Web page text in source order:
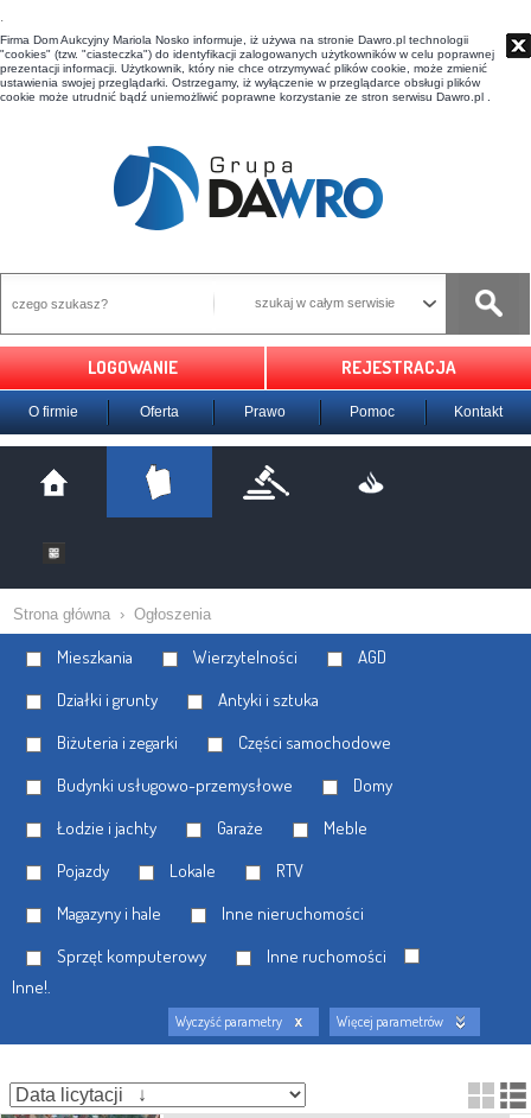
t
Firma Dom Aukcyjny Mariola Nosko informuje, iż używa na stronie Dawro.pl technologii
"cookies" (tzw. "ciasteczka") do identyfikacji zalogowanych użytkowników w celu poprawnej
prezentacji informacji. Użytkownik, który nie chce otrzymywać plików cookie, może zmienić
ustawienia swojej przeglądarki. Ostrzegamy, iż wyłączenie w przeglądarce obsługi plików
cookie może utrudnić bądź uniemożliwić poprawne korzystanie ze stron serwisu Dawro.pl .
szukaj w całym serwisie
LOGOWANIE REJESTRACJA
O firmie Oferta Prawo Pomoc Kontakt
Strona główna › Ogłoszenia
Mieszkania Wierzytelności
AGD
Działki i grunty
Antyki i sztuka
Biżuteria i zegarki
Części samochodowe
Budynki usługowo-przemysłowe
Domy
Łodzie i jachty
Garaże
Meble
Pojazdy
Lokale
RTV
Magazyny i hale
Inne nieruchomości
Sprzęt komputerowy
Inne ruchomości
Inne!.
Wyczyść parametry Więcej parametrów